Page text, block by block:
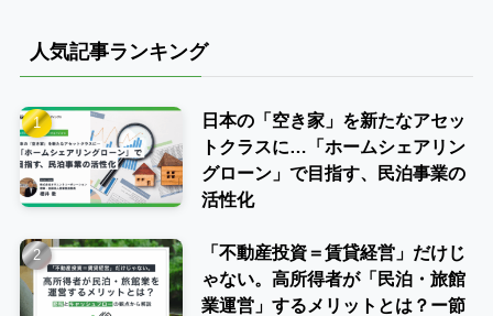
人気記事ランキング
日本の「空き家」を新たなアセッ
トクラスに…「ホームシェアリン
グローン」で目指す、民泊事業の
活性化
「不動産投資＝賃貸経営」だけじ
ゃない。高所得者が「民泊・旅館
業運営」するメリットとは？ー節